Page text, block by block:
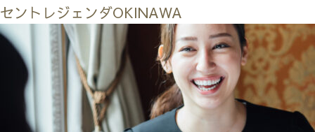
セントレジェンダOKINAWA